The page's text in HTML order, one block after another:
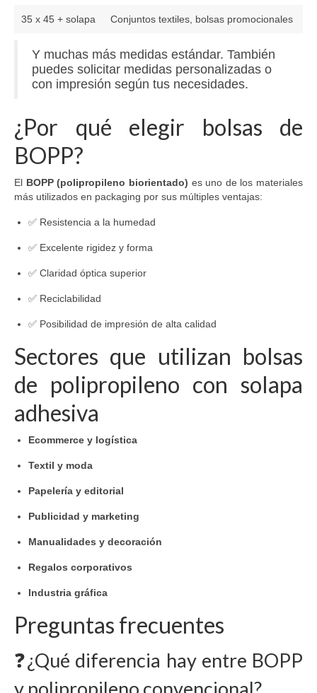
35 x 45 + solapa Conjuntos textiles, bolsas promocionales
Y muchas más medidas estándar. También
puedes solicitar medidas personalizadas o
con impresión según tus necesidades.
¿Por qué elegir bolsas de
BOPP?
El BOPP (polipropileno biorientado) es uno de los materiales
más utilizados en packaging por sus múltiples ventajas:
✅ Resistencia a la humedad
✅ Excelente rigidez y forma
✅ Claridad óptica superior
✅ Reciclabilidad
✅ Posibilidad de impresión de alta calidad
Sectores que utilizan bolsas
de polipropileno con solapa
adhesiva
Ecommerce y logística
Textil y moda
Papelería y editorial
Publicidad y marketing
Manualidades y decoración
Regalos corporativos
Industria gráfica
Preguntas frecuentes
❓¿Qué diferencia hay entre BOPP